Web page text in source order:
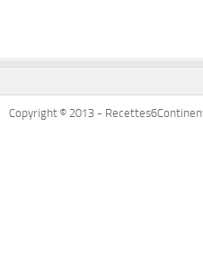
Copyright © 2013 -